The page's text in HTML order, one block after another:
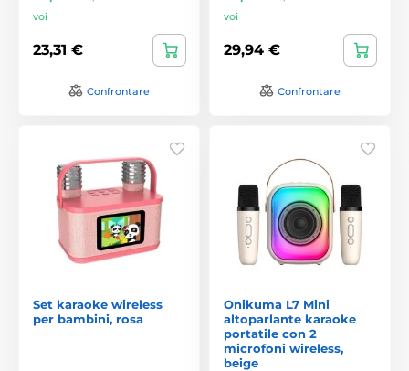
voi
23,31 €
Confrontare
voi
29,94 €
Confrontare
Set karaoke wireless
per bambini, rosa
Onikuma L7 Mini
altoparlante karaoke
portatile con 2
microfoni wireless,
beige